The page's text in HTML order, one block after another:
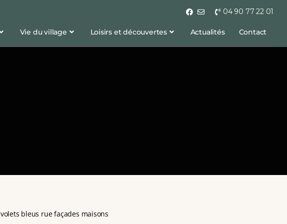
04 90 77 22 01
Vie du village Loisirs et découvertes Actualités Contact